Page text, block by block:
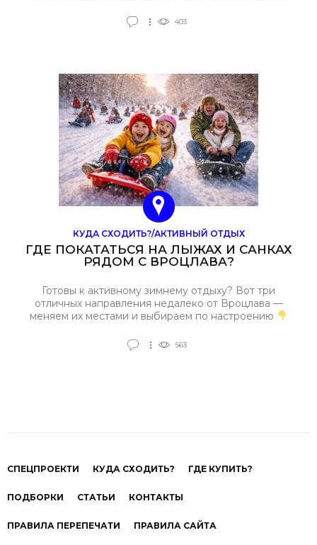
архитектурно разных корпусов, объединённых одной
функцией и адресной логикой. Главная ошибка
403
КУДА СХОДИТЬ?/АКТИВНЫЙ ОТДЫХ
ГДЕ ПОКАТАТЬСЯ НА ЛЫЖАХ И САНКАХ
РЯДОМ С ВРОЦЛАВА?
Готовы к активному зимнему отдыху? Вот три
отличных направления недалеко от Вроцлава —
меняем их местами и выбираем по настроению
563
СПЕЦПРОЕКТИ КУДА СХОДИТЬ? ГДЕ КУПИТЬ?
ПОДБОРКИ СТАТЬИ КОНТАКТЫ
ПРАВИЛА ПЕРЕПЕЧАТИ ПРАВИЛА САЙТА